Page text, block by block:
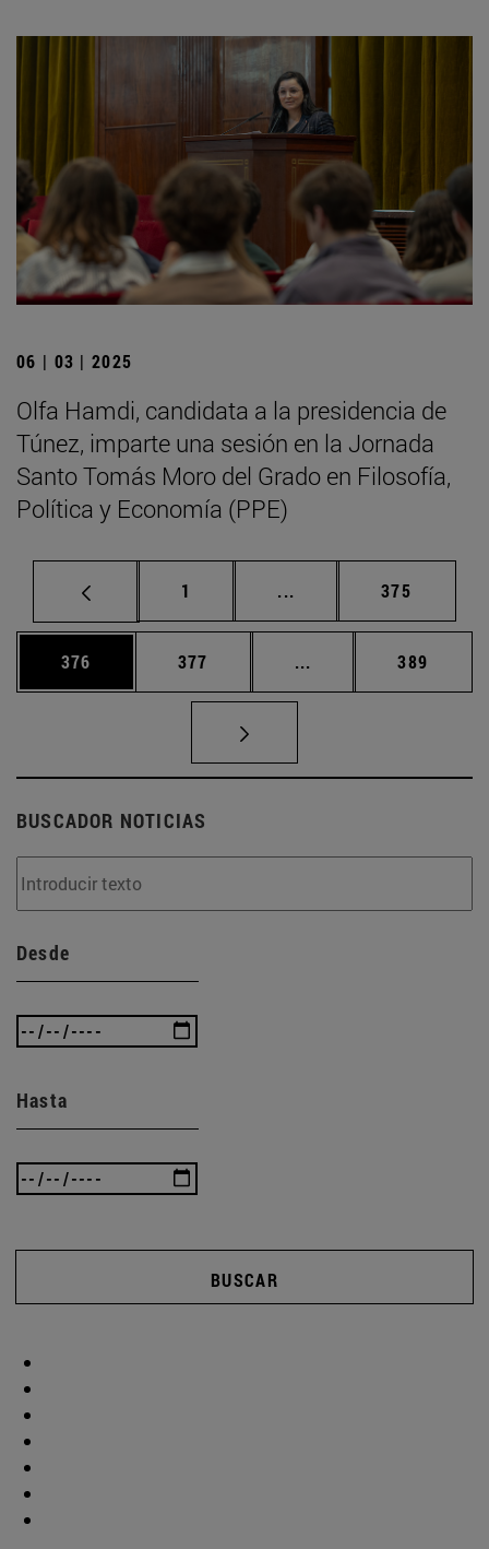
06 | 03 | 2025
Olfa Hamdi, candidata a la presidencia de
Túnez, imparte una sesión en la Jornada
Santo Tomás Moro del Grado en Filosofía,
Política y Economía (PPE)
Página
1 ... Páginas intermedias
Página
375
Página
376 Página
377 ... Páginas intermedias
Página
389
BUSCADOR NOTICIAS
Desde
Hasta
BUSCAR